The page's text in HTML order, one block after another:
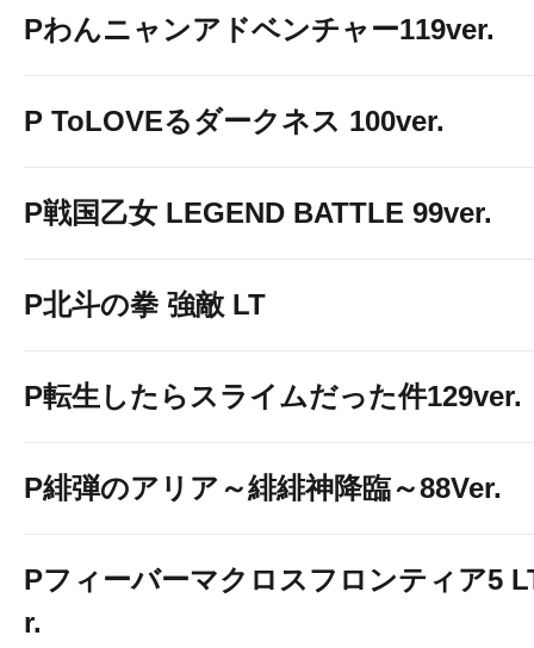
Pわんニャンアドベンチャー119ver.
P ToLOVEるダークネス 100ver.
P戦国乙女 LEGEND BATTLE 99ver.
P北斗の拳 強敵 LT
P転生したらスライムだった件129ver.
P緋弾のアリア～緋緋神降臨～88Ver.
Pフィーバーマクロスフロンティア5
r.